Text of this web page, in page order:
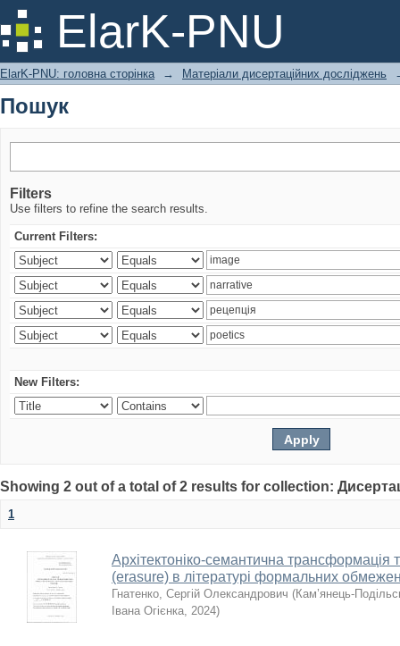
ElarK-PNU
Пошук
ElarK-PNU: головна сторінка → Матеріали дисертаційних досліджень
Пошук
Filters
Use filters to refine the search results.
Current Filters:
New Filters:
Showing 2 out of a total of 2 results for collection:
1
Архітектоніко-семантична трансформація
(erasure) в літературі формальних
Гнатенко, Сергій Олександрович (Кам’янець-
Івана Огієнка, 2024)